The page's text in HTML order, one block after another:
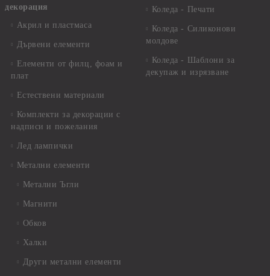
декорация
Акрил и пластмаса
Дървени елементи
Елементи от филц, фоам и
плат
Естествени материали
Комплекти за декорации с
надписи и пожелания
Лед лампички
Метални елементи
Метални Ъгли
Магнити
Обков
Халки
Други метални елементи
Коледа - Печати
Коледа - Силиконови
молдове
Коледа - Шаблони за
декупаж и изрязване